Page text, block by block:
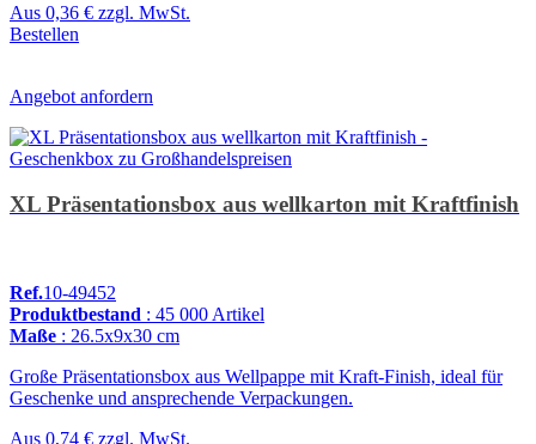
Aus 0,36 € zzgl. MwSt.
Bestellen
Angebot anfordern
XL Präsentationsbox aus wellkarton mit Kraftfinish
Ref.10-49452
Produktbestand : 45 000 Artikel
Maße : 26.5x9x30 cm
Große Präsentationsbox aus Wellpappe mit Kraft-Finish, ideal für
Geschenke und ansprechende Verpackungen.
Aus 0,74 € zzgl. MwSt.